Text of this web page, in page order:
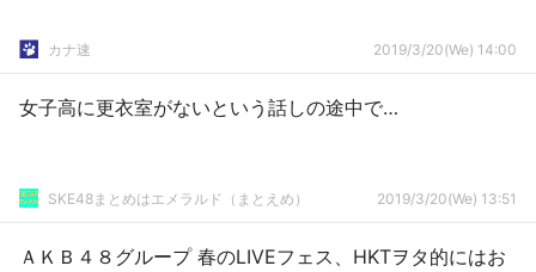
カナ速 2019/3/20(We) 14:00
女子高に更衣室がないという話しの途中で…
SKE48まとめはエメラルド（まとえめ） 2019/3/20(We) 13:51
ＡＫＢ４８グループ 春のLIVEフェス、HKTヲタ的にはお